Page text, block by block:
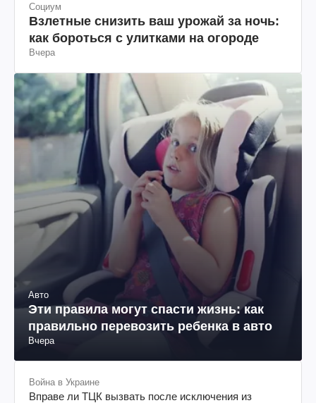
Социум
Взлетные снизить ваш урожай за ночь:
как бороться с улитками на огороде
Вчера
Авто
Эти правила могут спасти жизнь: как
правильно перевозить ребенка в авто
Вчера
Война в Украине
Вправе ли ТЦК вызвать после исключения из